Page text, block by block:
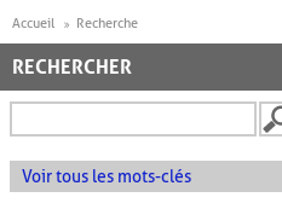
Accueil Recherche
RECHERCHER
Voir tous les mots-clés